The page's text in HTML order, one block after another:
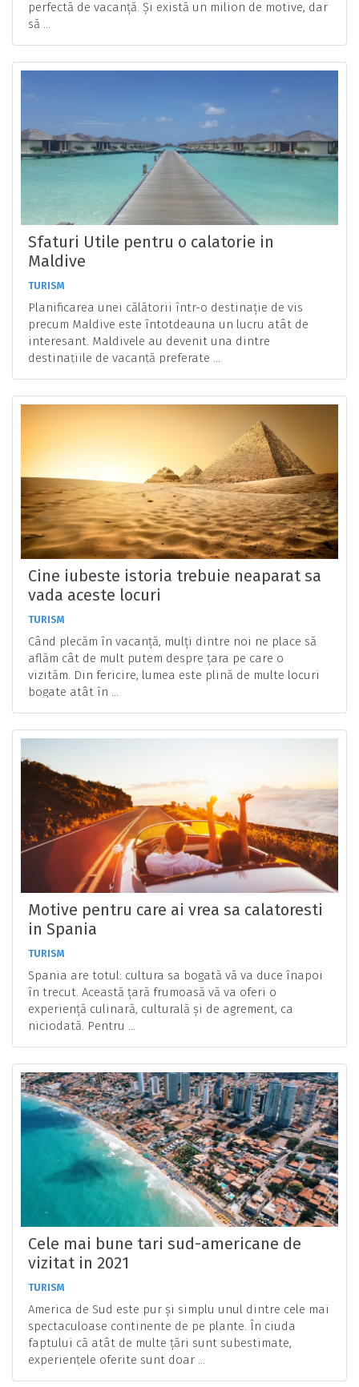
perfectă de vacanță. Și există un milion de motive, dar
să ...
Sfaturi Utile pentru o calatorie in
Maldive
TURISM
Planificarea unei călătorii într-o destinație de vis
precum Maldive este întotdeauna un lucru atât de
interesant. Maldivele au devenit una dintre
destinațiile de vacanță preferate ...
Cine iubeste istoria trebuie neaparat sa
vada aceste locuri
TURISM
Când plecăm în vacanță, mulți dintre noi ne place să
aflăm cât de mult putem despre țara pe care o
vizităm. Din fericire, lumea este plină de multe locuri
bogate atât în ...
Motive pentru care ai vrea sa calatoresti
in Spania
TURISM
Spania are totul: cultura sa bogată vă va duce înapoi
în trecut. Această țară frumoasă vă va oferi o
experiență culinară, culturală și de agrement, ca
niciodată. Pentru ...
Cele mai bune tari sud-americane de
vizitat in 2021
TURISM
America de Sud este pur și simplu unul dintre cele mai
spectaculoase continente de pe plante. În ciuda
faptului că atât de multe țări sunt subestimate,
experiențele oferite sunt doar ...